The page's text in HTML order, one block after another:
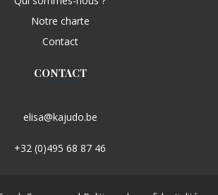
Notre charte
Contact
CONTACT
elisa@kajudo.be
+32 (0)495 68 87 46